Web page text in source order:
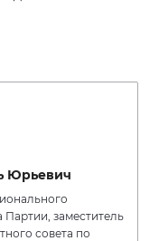
Юрьевич
Партии, заместитель
совета по